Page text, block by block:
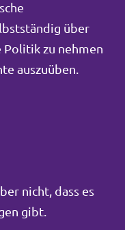
über
Politik zu nehmen
auszuüben.
nicht, dass es
gibt.